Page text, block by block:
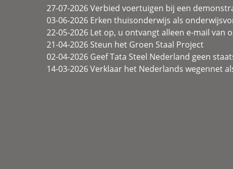
27-07-2026 Verbied voertuigen bij een
03-06-2026 Erken thuisonderwijs als
22-05-2026 Let op, u ontvangt alleen e-mail van
21-04-2026 Steun het Groen Staal Project
02-04-2026 Geef Tata Steel Nederland geen
14-03-2026 Verklaar het Nederlands wegennet